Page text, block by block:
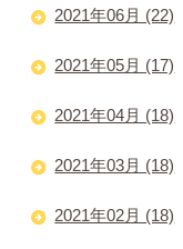
2021年06月 (22)
2021年05月 (17)
2021年04月 (18)
2021年03月 (18)
2021年02月 (18)